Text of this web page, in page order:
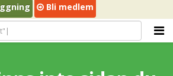
Bli medlem